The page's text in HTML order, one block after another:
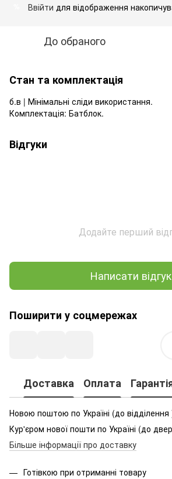
Ввійти для відображення
До обраного
Стан та комплектація
б.в | Мінімальні сліди використання.
Комплектація: Батблок.
Відгуки
Додайте перший
Написати відгук
Поширити у соцмережах
Доставка Оплата
Новою поштою по Україні (до
Кур'єром нової пошти по Україні (до
Більше інформації про доставку
Готівкою при отриманні товару